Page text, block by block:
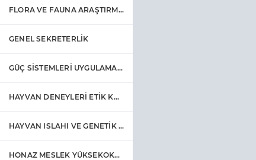
FLORA VE FAUNA ARAŞTIRMA GELİŞTİRME UYGULAMA VE ARAŞTIRMA MERKEZİ
GENEL SEKRETERLİK
GÜÇ SİSTEMLERİ UYGULAMA VE ARAŞTIRMA MERKEZİ
HAYVAN DENEYLERİ ETİK KURULU
HAYVAN ISLAHI VE GENETİK UYGULAMA VE ARAŞTIRMA MERKEZİ
HONAZ MESLEK YÜKSEKOKULU